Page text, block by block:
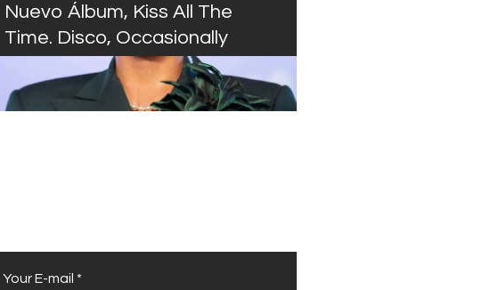
Nuevo Álbum, Kiss All The
Time. Disco, Occasionally